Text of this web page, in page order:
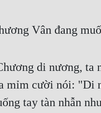
Vân đang
di nương, ta
mỉm cười nói: "Di
tay tàn nhẫn